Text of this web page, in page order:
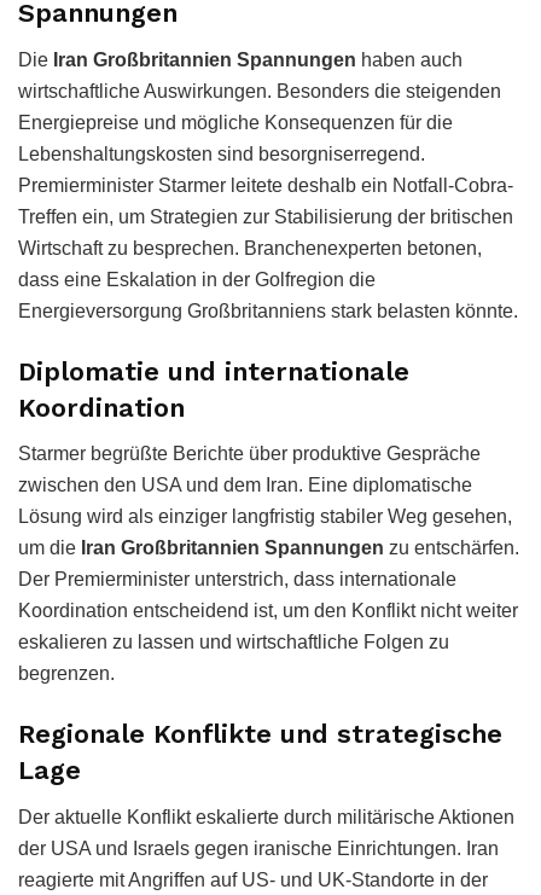
Spannungen
Die Iran Großbritannien Spannungen haben auch
wirtschaftliche Auswirkungen. Besonders die steigenden
Energiepreise und mögliche Konsequenzen für die
Lebenshaltungskosten sind besorgniserregend.
Premierminister Starmer leitete deshalb ein Notfall-Cobra-
Treffen ein, um Strategien zur Stabilisierung der britischen
Wirtschaft zu besprechen. Branchenexperten betonen,
dass eine Eskalation in der Golfregion die
Energieversorgung Großbritanniens stark belasten könnte.
Diplomatie und internationale
Koordination
Starmer begrüßte Berichte über produktive Gespräche
zwischen den USA und dem Iran. Eine diplomatische
Lösung wird als einziger langfristig stabiler Weg gesehen,
um die Iran Großbritannien Spannungen zu entschärfen.
Der Premierminister unterstrich, dass internationale
Koordination entscheidend ist, um den Konflikt nicht weiter
eskalieren zu lassen und wirtschaftliche Folgen zu
begrenzen.
Regionale Konflikte und strategische
Lage
Der aktuelle Konflikt eskalierte durch militärische Aktionen
der USA und Israels gegen iranische Einrichtungen. Iran
reagierte mit Angriffen auf US- und UK-Standorte in der